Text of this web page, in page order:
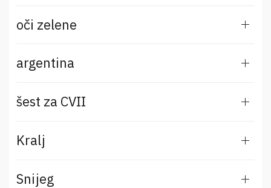
oči zelene
argentina
šest za CVII
Kralj
Snijeg